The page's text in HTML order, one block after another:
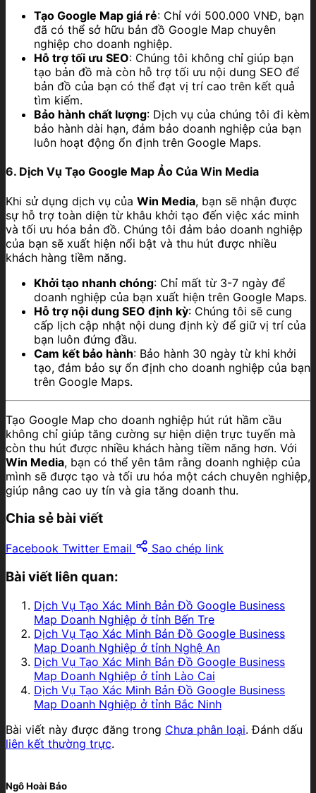
Tạo Google Map giá rẻ: Chỉ với 500.000 VNĐ, bạn
đã có thể sở hữu bản đồ Google Map chuyên
nghiệp cho doanh nghiệp.
Hỗ trợ tối ưu SEO: Chúng tôi không chỉ giúp bạn
tạo bản đồ mà còn hỗ trợ tối ưu nội dung SEO để
bản đồ của bạn có thể đạt vị trí cao trên kết quả
tìm kiếm.
Bảo hành chất lượng: Dịch vụ của chúng tôi đi kèm
bảo hành dài hạn, đảm bảo doanh nghiệp của bạn
luôn hoạt động ổn định trên Google Maps.
6. Dịch Vụ Tạo Google Map Ảo Của Win Media
Khi sử dụng dịch vụ của Win Media, bạn sẽ nhận được
sự hỗ trợ toàn diện từ khâu khởi tạo đến việc xác minh
và tối ưu hóa bản đồ. Chúng tôi đảm bảo doanh nghiệp
của bạn sẽ xuất hiện nổi bật và thu hút được nhiều
khách hàng tiềm năng.
Khởi tạo nhanh chóng: Chỉ mất từ 3-7 ngày để
doanh nghiệp của bạn xuất hiện trên Google Maps.
Hỗ trợ nội dung SEO định kỳ: Chúng tôi sẽ cung
cấp lịch cập nhật nội dung định kỳ để giữ vị trí của
bạn luôn đứng đầu.
Cam kết bảo hành: Bảo hành 30 ngày từ khi khởi
tạo, đảm bảo sự ổn định cho doanh nghiệp của bạn
trên Google Maps.
Tạo Google Map cho doanh nghiệp hút rút hầm cầu
không chỉ giúp tăng cường sự hiện diện trực tuyến mà
còn thu hút được nhiều khách hàng tiềm năng hơn. Với
Win Media, bạn có thể yên tâm rằng doanh nghiệp của
mình sẽ được tạo và tối ưu hóa một cách chuyên nghiệp,
giúp nâng cao uy tín và gia tăng doanh thu.
Chia sẻ bài viết
Facebook Twitter Email Sao chép link
Bài viết liên quan:
Dịch Vụ Tạo Xác Minh Bản Đồ Google Business
Map Doanh Nghiệp ở tỉnh Bến Tre
Dịch Vụ Tạo Xác Minh Bản Đồ Google Business
Map Doanh Nghiệp ở tỉnh Nghệ An
Dịch Vụ Tạo Xác Minh Bản Đồ Google Business
Map Doanh Nghiệp ở tỉnh Lào Cai
Dịch Vụ Tạo Xác Minh Bản Đồ Google Business
Map Doanh Nghiệp ở tỉnh Bắc Ninh
Bài viết này được đăng trong Chưa phân loại. Đánh dấu
liên kết thường trực.
Ngô Hoài Bảo